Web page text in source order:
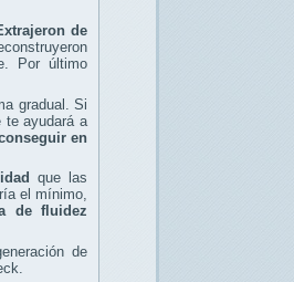
de
Por último
gradual. Si
te ayudará a
en
que las
el mínimo,
de fluidez
de